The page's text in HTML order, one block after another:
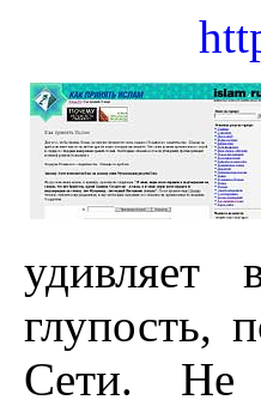
удивляет
глупость,
Сети. Не